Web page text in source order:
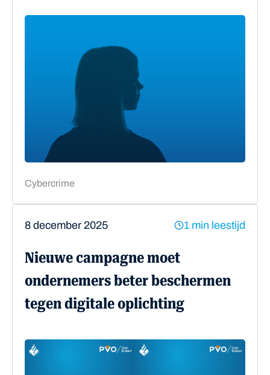
Cybercrime
8 december 2025 1 min leestijd
Nieuwe campagne moet
ondernemers beter beschermen
tegen digitale oplichting